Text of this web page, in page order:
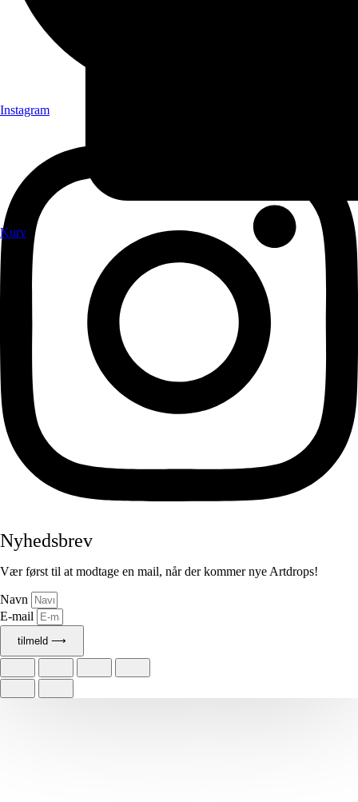
Kurv
Instagram
Nyhedsbrev
Vær først til at modtage en mail, når der kommer nye Artdrops!
Navn
E-mail
tilmeld ⟶